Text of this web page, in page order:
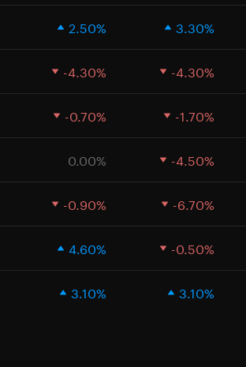
2.50% 3.30%
-4.30% -4.30%
-0.70% -1.70%
0.00% -4.50%
-0.90% -6.70%
4.60% -0.50%
3.10% 3.10%